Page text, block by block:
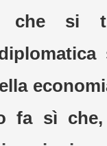
che si
fa sì